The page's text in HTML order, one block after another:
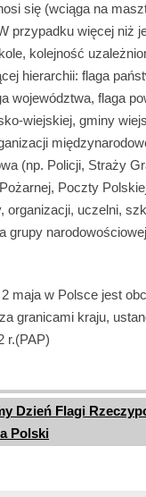
się (wciąga na
przypadku więcej niż
kolejność
hierarchii: flaga
województwa, flaga
wiejskiej, gminy
(np. Policji, Straży
Poczty
organizacji, uczelni,
grupy
maja w Polsce jest
granicami kraju,
r.(PAP)
Dzień Flagi
Polski